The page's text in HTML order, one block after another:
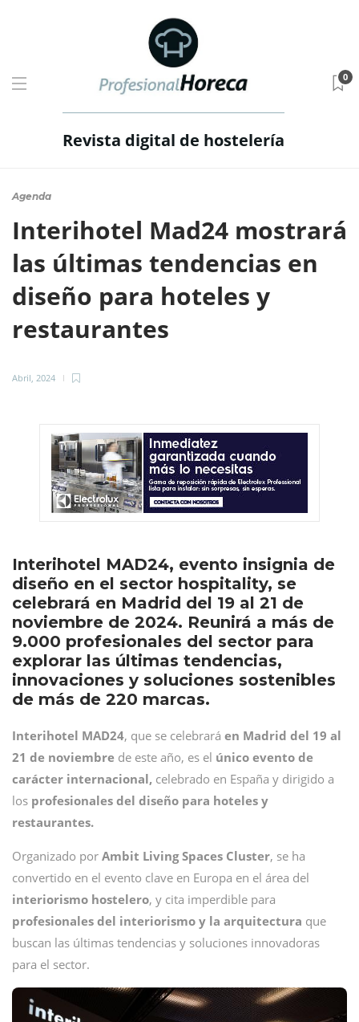
Revista digital de hostelería
0
Agenda
Interihotel Mad24 mostrará
las últimas tendencias en
diseño para hoteles y
restaurantes
Abril, 2024
Interihotel MAD24, evento insignia de
diseño en el sector hospitality, se
celebrará en Madrid del 19 al 21 de
noviembre de 2024. Reunirá a más de
9.000 profesionales del sector para
explorar las últimas tendencias,
innovaciones y soluciones sostenibles
de más de 220 marcas.
Interihotel MAD24, que se celebrará en Madrid del 19 al
21 de noviembre de este año, es el único evento de
carácter internacional, celebrado en España y dirigido a
los profesionales del diseño para hoteles y
restaurantes.
Organizado por Ambit Living Spaces Cluster, se ha
convertido en el evento clave en Europa en el área del
interiorismo hostelero, y cita imperdible para
profesionales del interiorismo y la arquitectura que
buscan las últimas tendencias y soluciones innovadoras
para el sector.